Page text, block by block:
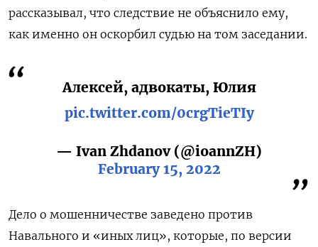
рассказывал, что следствие не объяснило ему,
как именно он оскорбил судью на том заседании.
Алексей, адвокаты, Юлия
pic.twitter.com/0crgTieTIy
— Ivan Zhdanov (@ioannZH)
February 15, 2022
Дело о мошенничестве заведено против
Навального и «иных лиц», которые, по версии